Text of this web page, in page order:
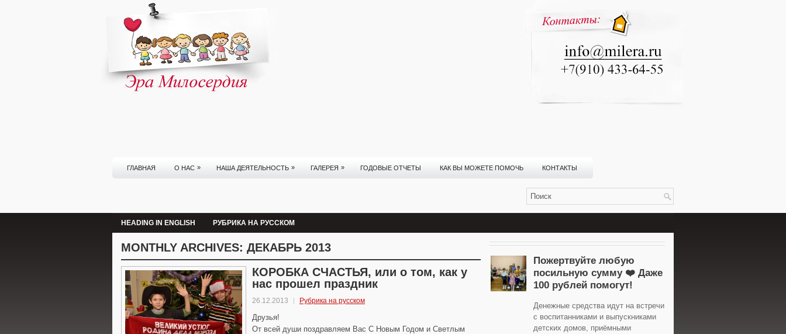
ГЛАВНАЯ О НАС » НАША ДЕЯТЕЛЬНОСТЬ » ГАЛЕРЕЯ » ГОДОВЫЕ ОТЧЕТЫ КАК ВЫ МОЖЕТЕ ПОМОЧЬ КОНТАКТЫ
HEADING IN ENGLISH РУБРИКА НА РУССКОМ
MONTHLY ARCHIVES: ДЕКАБРЬ 2013
КОРОБКА СЧАСТЬЯ, или о том, как у
нас прошел праздник
26.12.2013 Рубрика на русском
Друзья!
От всей души поздравляем Вас С Новым Годом и Светлым
Пожертвуйте любую
посильную сумму ❤️ Даже
100 рублей помогут!
Денежные средства идут на встречи
с воспитанниками и выпускниками
детских домов, приёмными